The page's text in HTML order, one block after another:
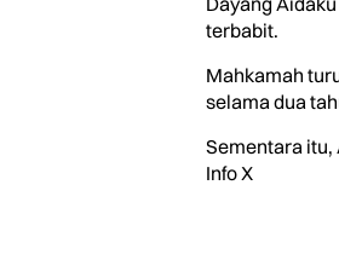
terbabit.
Mahkamah
selama dua
Sementara itu,
Info X